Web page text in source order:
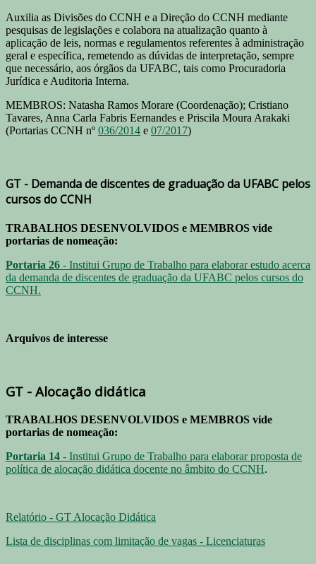
Auxilia as Divisões do CCNH e a Direção do CCNH mediante
pesquisas de legislações e colabora na atualização quanto à
aplicação de leis, normas e regulamentos referentes à administração
geral e específica, remetendo as dúvidas de interpretação, sempre
que necessário, aos órgãos da UFABC, tais como Procuradoria
Jurídica e Auditoria Interna.
MEMBROS: Natasha Ramos Morare (Coordenação); Cristiano
Tavares, Anna Carla Fabris Eernandes e Priscila Moura Arakaki
(Portarias CCNH nº 036/2014 e 07/2017)
GT - Demanda de discentes de graduação da UFABC pelos
cursos do CCNH
TRABALHOS DESENVOLVIDOS e MEMBROS vide
portarias de nomeação:
Portaria 26 - Institui Grupo de Trabalho para elaborar estudo acerca
da demanda de discentes de graduação da UFABC pelos cursos do
CCNH.
Arquivos de interesse
GT - Alocação didática
TRABALHOS DESENVOLVIDOS e MEMBROS vide
portarias de nomeação:
Portaria 14 - Institui Grupo de Trabalho para elaborar proposta de
política de alocação didática docente no âmbito do CCNH.
Relatório - GT Alocação Didática
Lista de disciplinas com limitação de vagas - Licenciaturas